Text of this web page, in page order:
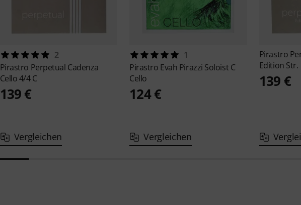
2
Pirastro Perpetual Cadenza
Cello 4/4 C
139 €
Vergleichen
1
Pirastro Evah Pirazzi Soloist C
Cello
124 €
Vergleichen
Pirastro
Edition Str.
139 €